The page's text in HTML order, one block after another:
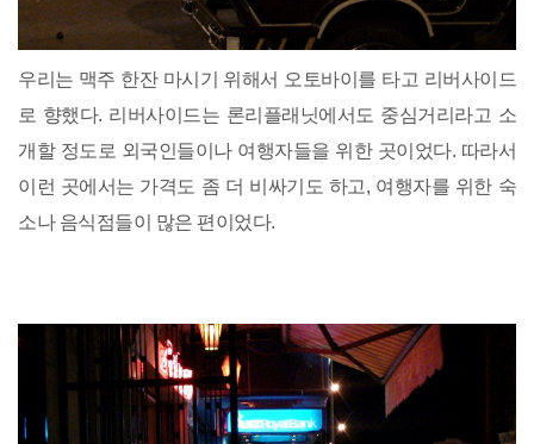
우리는 맥주 한잔 마시기 위해서 오토바이를 타고 리버사이드
로 향했다. 리버사이드는 론리플래닛에서도 중심거리라고 소
개할 정도로 외국인들이나 여행자들을 위한 곳이었다. 따라서
이런 곳에서는 가격도 좀 더 비싸기도 하고, 여행자를 위한 숙
소나 음식점들이 많은 편이었다.